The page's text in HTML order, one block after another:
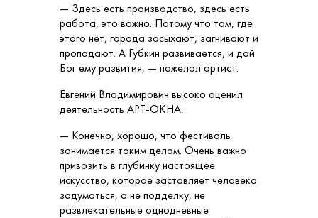
— Здесь есть производство, здесь есть
работа, это важно. Потому что там, где
этого нет, города засыхают, загнивают и
пропадают. А Губкин развивается, и дай
Бог ему развития, — пожелал артист.
Евгений Владимирович высоко оценил
деятельность АРТ-ОКНА.
— Конечно, хорошо, что фестиваль
занимается таким делом. Очень важно
привозить в глубинку настоящее
искусство, которое заставляет человека
задуматься, а не подделку, не
развлекательные однодневные